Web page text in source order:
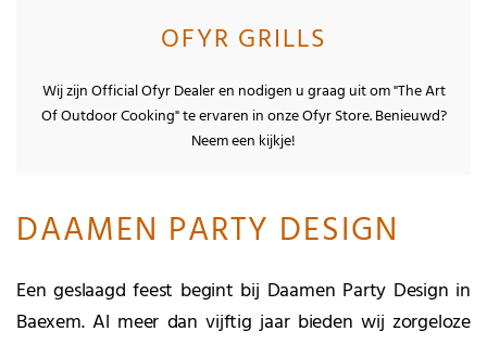
OFYR GRILLS
Wij zijn Official Ofyr Dealer en nodigen u graag uit om "The Art
Of Outdoor Cooking" te ervaren in onze Ofyr Store. Benieuwd?
Neem een kijkje!
DAAMEN PARTY DESIGN
Een geslaagd feest begint bij Daamen Party Design in
Baexem. Al meer dan vijftig jaar bieden wij zorgeloze